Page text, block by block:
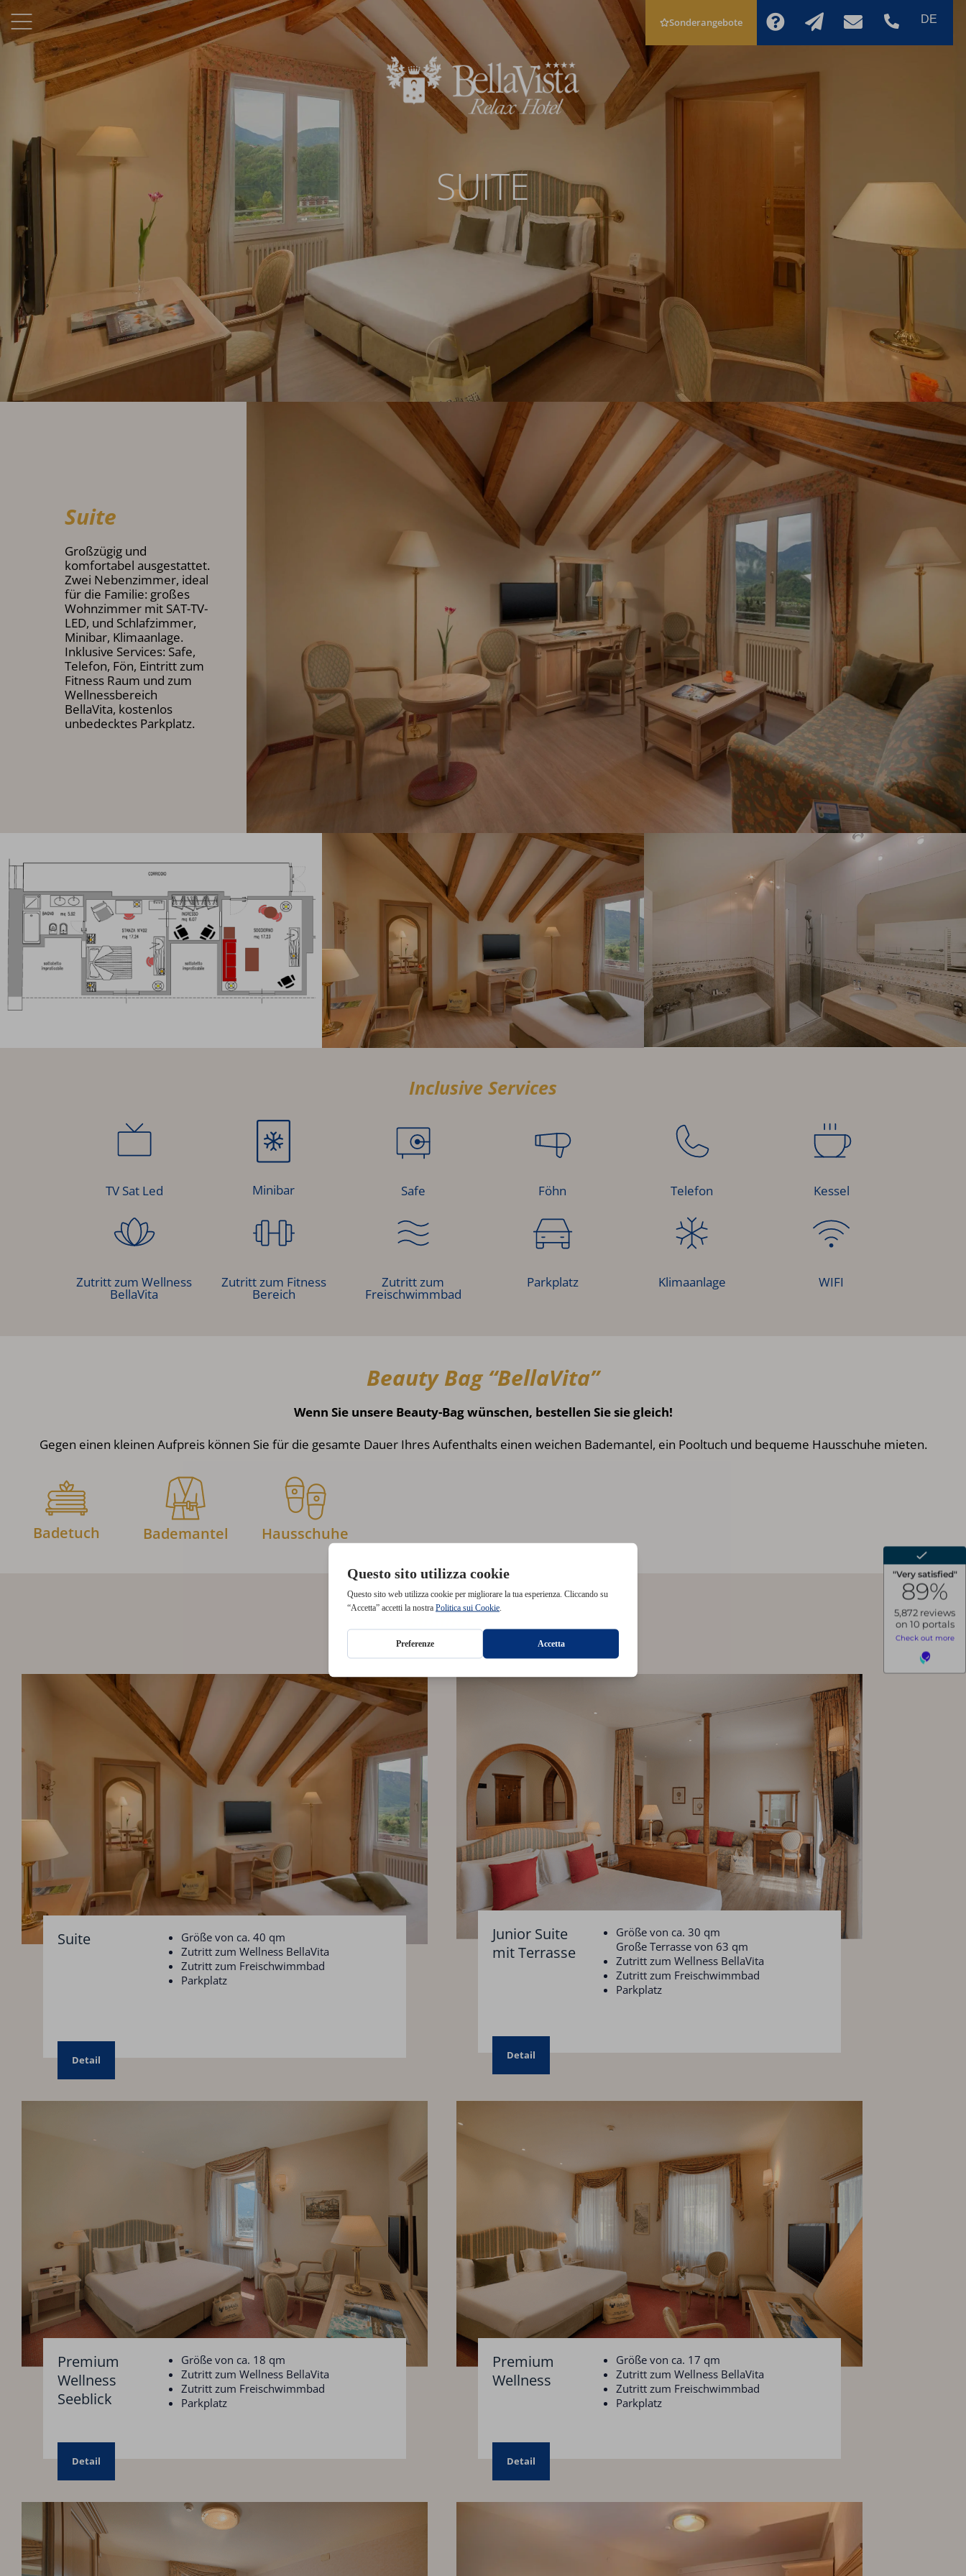
Sonderangebote
SCHNELLANFRAGE
SUITE
Suite
Großzügig und
komfortabel ausgestattet.
Zwei Nebenzimmer, ideal
für die Familie: großes
Wohnzimmer mit SAT-TV-
LED, und Schlafzimmer,
Minibar, Klimaanlage.
Inklusive Services: Safe,
Telefon, Fön, Eintritt zum
Fitness Raum und zum
Wellnessbereich
BellaVita, kostenlos
unbedecktes Parkplatz.
Inclusive Services
TV Sat Led Minibar Safe Föhn Telefon Kessel
Zutritt zum Wellness
BellaVita
Zutritt zum Fitness
Bereich
Zutritt zum
Freischwimmbad
Parkplatz Klimaanlage WIFI
Beauty Bag “BellaVita”
Wenn Sie unsere Beauty-Bag wünschen, bestellen Sie sie gleich!
Gegen einen kleinen Aufpreis können Sie für die gesamte Dauer Ihres Aufenthalts einen weichen Bademantel, ein Pooltuch und bequeme Hausschuhe mieten.
Badetuch Bademantel Hausschuhe
Zimmer
Suite
Größe von ca. 40 qm
Zutritt zum Wellness BellaVita
Zutritt zum Freischwimmbad
Parkplatz
Detail
Junior Suite
mit Terrasse
Größe von ca. 30 qm
Große Terrasse von 63 qm
Zutritt zum Wellness BellaVita
Zutritt zum Freischwimmbad
Parkplatz
Detail
Premium
Wellness
Seeblick
Größe von ca. 18 qm
Zutritt zum Wellness BellaVita
Zutritt zum Freischwimmbad
Parkplatz
Detail
Premium
Wellness
Größe von ca. 17 qm
Zutritt zum Wellness BellaVita
Zutritt zum Freischwimmbad
Parkplatz
Detail